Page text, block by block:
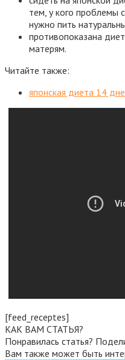
тем, у кого проблемы
нужно пить
противопоказана
матерям.
Читайте также:
японская диета 14
[feed_receptes]
КАК ВАМ СТАТЬЯ?
Понравилась статья?
Вам также может быть